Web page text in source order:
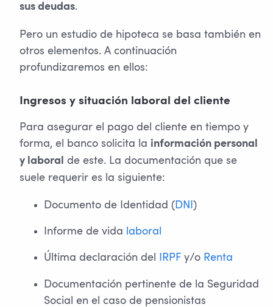
sus deudas.
Pero un estudio de hipoteca se basa también en
otros elementos. A continuación
profundizaremos en ellos:
Ingresos y situación laboral del cliente
Para asegurar el pago del cliente en tiempo y
forma, el banco solicita la información personal
y laboral de este. La documentación que se
suele requerir es la siguiente:
Documento de Identidad (DNI )
Informe de vida laboral
Última declaración del IRPF y/o Renta
Documentación pertinente de la Seguridad
Social en el caso de pensionistas